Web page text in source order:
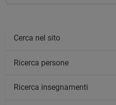
Cerca nel sito
Ricerca persone
Ricerca insegnamenti